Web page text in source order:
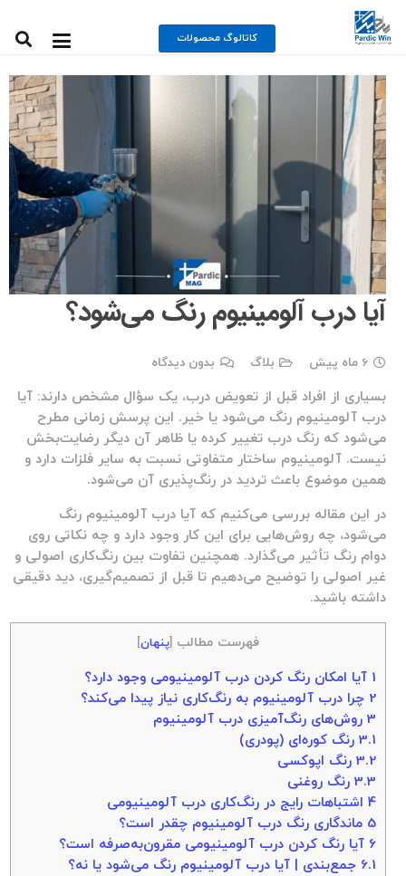
کاتالوگ محصولات
آیا درب آلومینیوم رنگ می‌شود؟
6 ماه پیش بلاگ بدون دیدگاه
بسیاری از افراد قبل از تعویض درب، یک سؤال مشخص دارند:آیا
درب آلومینیوم رنگ می‌شود یا خیر. این پرسش زمانی مطرح
می‌شود که رنگ درب تغییر کرده یا ظاهر آن دیگر رضایت‌بخش
نیست. آلومینیوم ساختار متفاوتی نسبت به سایر فلزات دارد و
همین موضوع باعث تردید در رنگ‌پذیری آن می‌شود.
در این مقاله بررسی می‌کنیم که آیا درب آلومینیوم رنگ
می‌شود، چه روش‌هایی برای این کار وجود دارد و چه نکاتی روی
دوام رنگ تأثیر می‌گذارد. همچنین تفاوت بین رنگ‌کاری اصولی و
غیر اصولی را توضیح می‌دهیم تا قبل از تصمیم‌گیری، دید دقیقی
داشته باشید.
فهرست مطالب [پنهان]
1 آیا امکان رنگ کردن درب آلومینیومی وجود دارد؟
2 چرا درب آلومینیوم به رنگ‌کاری نیاز پیدا می‌کند؟
3 روش‌های رنگ‌آمیزی درب آلومینیوم
3.1 رنگ کوره‌ای (پودری)
3.2 رنگ اپوکسی
3.3 رنگ روغنی
4 اشتباهات رایج در رنگ‌کاری درب آلومینیومی
5 ماندگاری رنگ درب آلومینیوم چقدر است؟
6 آیا رنگ کردن درب آلومینیومی مقرون‌به‌صرفه است؟
6.1 جمع‌بندی | آیا درب آلومینیوم رنگ می‌شود یا نه؟